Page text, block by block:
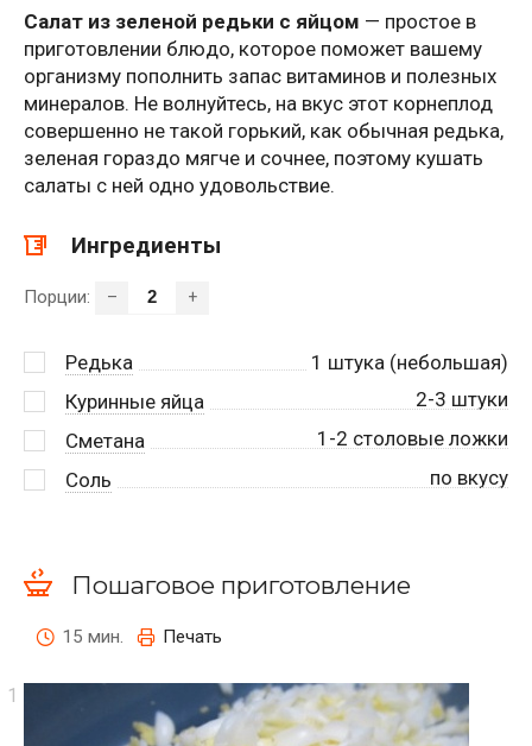
Салат из зеленой редьки с яйцом — простое в
приготовлении блюдо, которое поможет вашему
организму пополнить запас витаминов и полезных
минералов. Не волнуйтесь, на вкус этот корнеплод
совершенно не такой горький, как обычная редька,
зеленая гораздо мягче и сочнее, поэтому кушать
салаты с ней одно удовольствие.
Ингредиенты
Порции: – +
Редька 1 штука (небольшая)
Куринные яйца
2-3 штуки
Сметана
1-2 столовые ложки
Соль
по вкусу
Пошаговое приготовление
15 мин. Печать